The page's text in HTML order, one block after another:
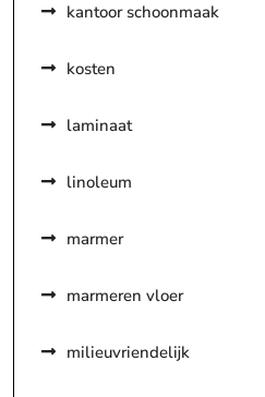
kantoor schoonmaak
kosten
laminaat
linoleum
marmer
marmeren vloer
milieuvriendelijk